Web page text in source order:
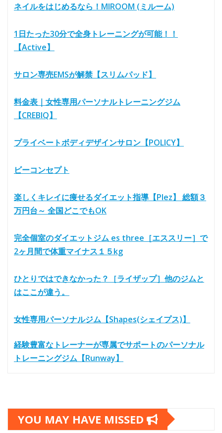
ネイルをはじめるなら！MIROOM (ミルーム)
1日たった30分で全身トレーニングが可能！！
【Active】
サロン専売EMSが解禁【スリムパッド】
料金表｜女性専用パーソナルトレーニングジム
【CREBIQ】
プライベートボディデザインサロン【POLICY】
ビーコンセプト
楽しくキレイに痩せるダイエット指導【Plez】 総額３
万円台～ 全国どこでもOK
完全個室のダイエットジム es three［エススリー］で
2ヶ月間で体重マイナス１５kg
ひとりではできなかった？［ライザップ］他のジムと
はここが違う。
女性専用パーソナルジム【Shapes(シェイプス)】
経験豊富なトレーナーが専属でサポートのパーソナル
トレーニングジム【Runway】
YOU MAY HAVE MISSED